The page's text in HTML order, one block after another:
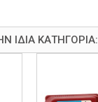
ΊΔΙΑ ΚΑΤΗΓΟΡΊΑ: